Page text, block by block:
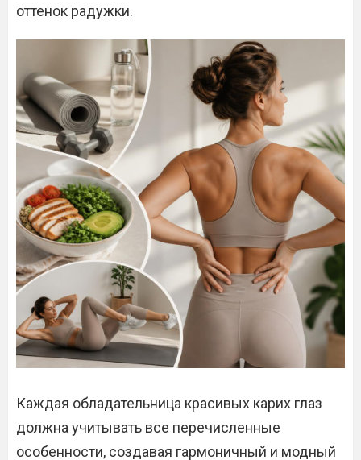
оттенок радужки.
Каждая обладательница красивых карих глаз
должна учитывать все перечисленные
особенности, создавая гармоничный и модный